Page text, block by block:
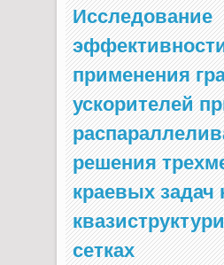
Исследование
применения
ускорителей
решения
краевых задач
сетках